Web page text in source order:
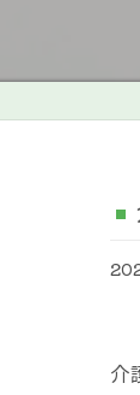
介